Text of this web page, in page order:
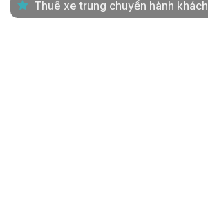
Thuê xe trung chuyển hành khách